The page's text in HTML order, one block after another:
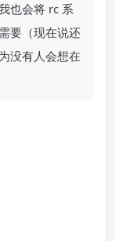
也会将 rc 系
要（现在说还
没有人会想在